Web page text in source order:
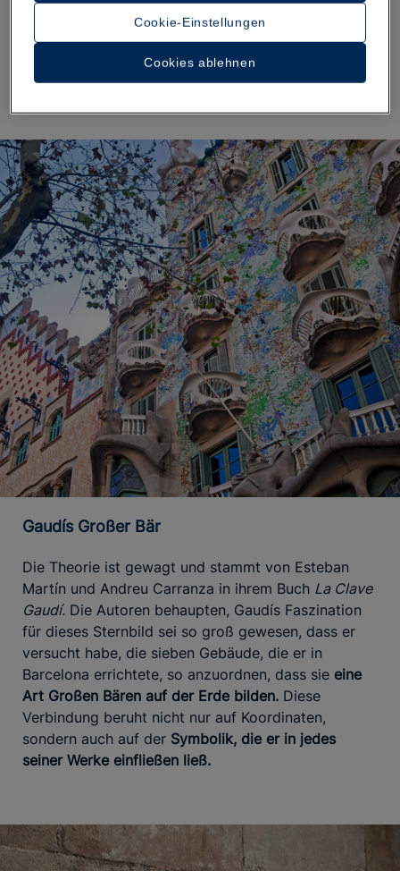
Lleó Morera, der Casa Bruno Cuadros oder der
berühmten Casa Batlló stehst, halte Ausschau nach
ihren Schuppen und den künstlerischen
Abbildungen.
Gaudís Großer Bär
Die Theorie ist gewagt und stammt von Esteban
Martín und Andreu Carranza in ihrem Buch La Clave
Gaudí. Die Autoren behaupten, Gaudís Faszination
für dieses Sternbild sei so groß gewesen, dass er
versucht habe, die sieben Gebäude, die er in
Barcelona errichtete, so anzuordnen, dass sie eine
Art Großen Bären auf der Erde bilden. Diese
Verbindung beruht nicht nur auf Koordinaten,
sondern auch auf der Symbolik, die er in jedes
seiner Werke einfließen ließ.
Cookie-Einstellungen
Cookies ablehnen